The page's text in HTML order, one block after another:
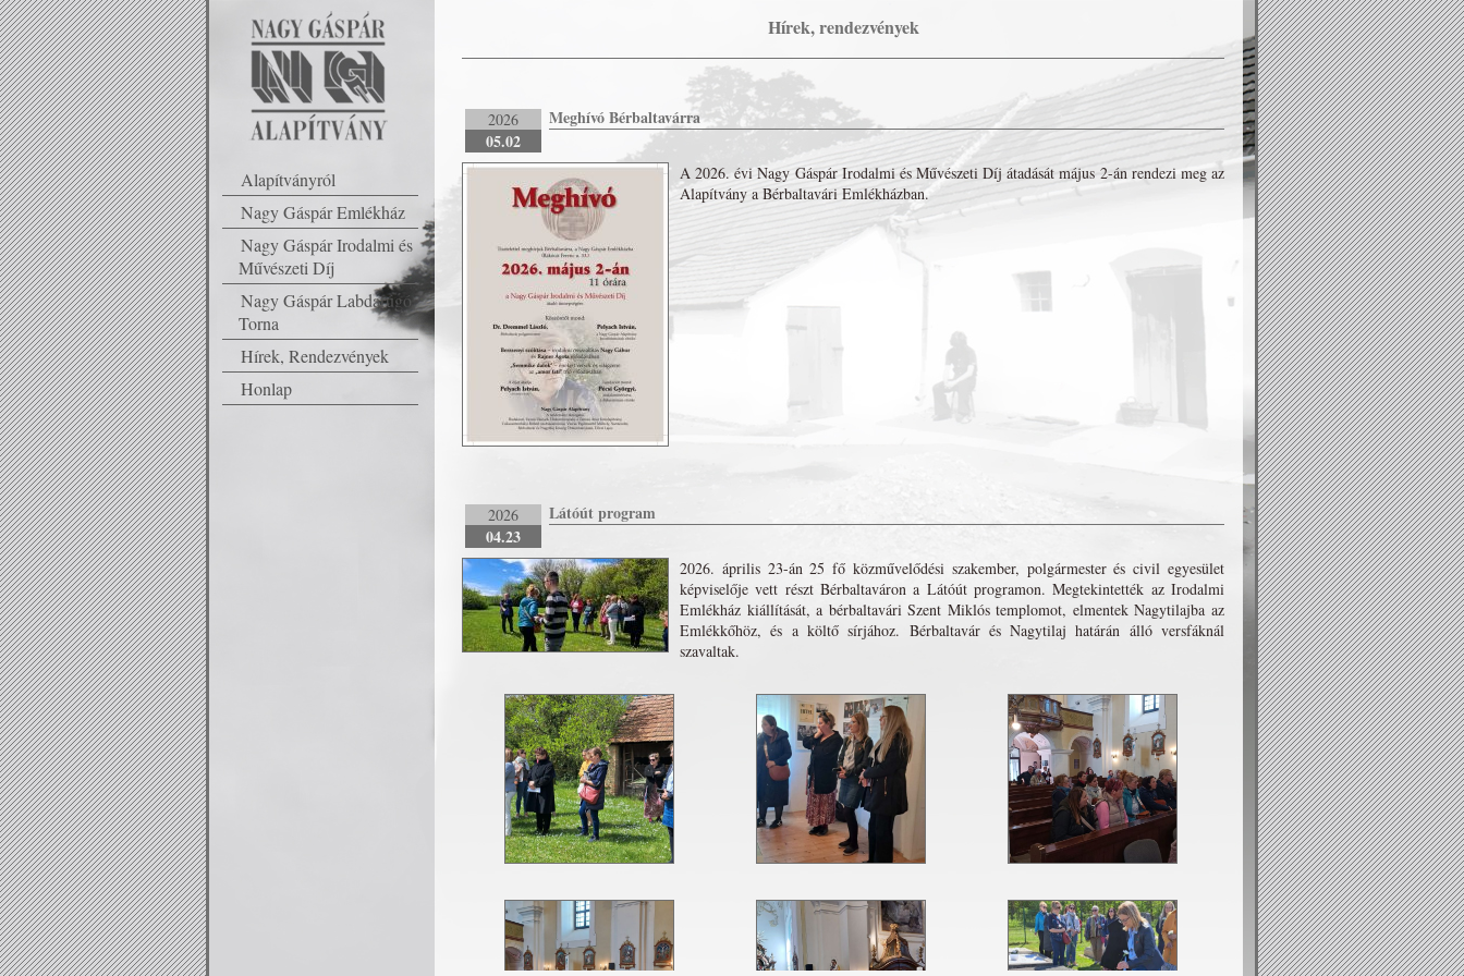
Alapítványról
Nagy Gáspár Emlékház
Nagy Gáspár Irodalmi és
Művészeti Díj
Nagy Gáspár Labdarúgó
Torna
Hírek, Rendezvények
Honlap
Hírek, rendezvények
2026
05.02
Meghívó Bérbaltavárra
A 2026. évi Nagy Gáspár Irodalmi és Művészeti Díj átadását május 2-án rendezi meg az
Alapítvány a Bérbaltavári Emlékházban.
2026
04.23
Látóút program
2026. április 23-án 25 fő közművelődési szakember, polgármester és civil egyesület
képviselője vett részt Bérbaltaváron a Látóút programon. Megtekintették az Irodalmi
Emlékház kiállítását, a bérbaltavári Szent Miklós templomot, elmentek Nagytilajba az
Emlékkőhöz, és a költő sírjához. Bérbaltavár és Nagytilaj határán álló versfáknál
szavaltak.